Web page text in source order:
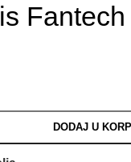
DODAJ U